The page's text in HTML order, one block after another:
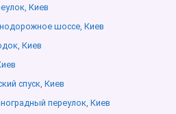
Киев
шоссе, Киев
Киев
спуск, Киев
переулок, Киев